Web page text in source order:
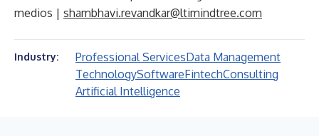
medios | shambhavi.revandkar@ltimindtree.com
Industry: Professional ServicesData Management
TechnologySoftwareFintechConsulting
Artificial Intelligence